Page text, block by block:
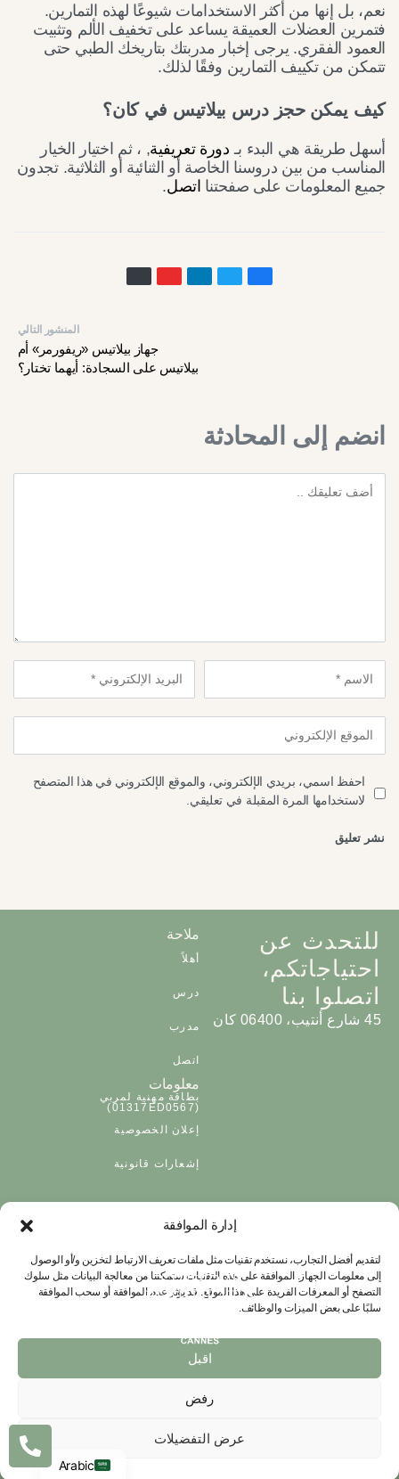
إدارة الموافقة
لتقديم أفضل التجارب، نستخدم تقنيات مثل ملفات تعريف الارتباط لتخزين و/أو الوصول
إلى معلومات الجهاز. الموافقة على هذه التقنيات ستمكننا من معالجة البيانات مثل سلوك
التصفح أو المعرفات الفريدة على هذا الموقع. قد يؤثر عدم الموافقة أو سحب الموافقة
سلبًا على بعض الميزات والوظائف.
اقبل
رفض
عرض التفضيلات
نعم، بل إنها من أكثر الاستخدامات شيوعًا لهذه التمارين.
فتمرين العضلات العميقة يساعد على تخفيف الألم وتثبيت
العمود الفقري. يرجى إخبار مدربتك بتاريخك الطبي حتى
تتمكن من تكييف التمارين وفقًا لذلك.
كيف يمكن حجز درس بيلاتيس في كان؟
أسهل طريقة هي البدء بـ دورة تعريفية, ، ثم اختيار الخيار
المناسب من بين دروسنا الخاصة أو الثنائية أو الثلاثية. تجدون
جميع المعلومات على صفحتنا اتصل.
المنشور التالي
جهاز بيلاتيس «ريفورمر» أم
بيلاتيس على السجادة: أيهما تختار؟
انضم إلى المحادثة
احفظ اسمي، بريدي الإلكتروني، والموقع الإلكتروني في هذا المتصفح
لاستخدامها المرة المقبلة في تعليقي.
للتحدث عن
احتياجاتكم،
اتصلوا بنا
45 شارع أنتيب، 06400 كان
ملاحة
أهلاً
درس
مدرب
اتصل
معلومات
بطاقة مهنية لمربي
(01317ED0567)
إعلان الخصوصية
إشعارات قانونية
استوديو 45 – استوديو بيلاتس فاخر في كان. جميع الحقوق
محفوظة.
Arabic